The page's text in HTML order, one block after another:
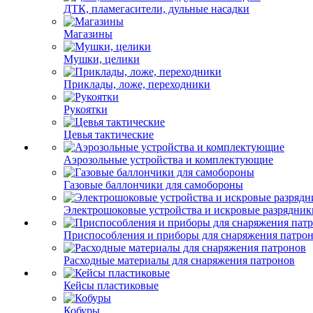
ДТК, пламегасители, дульные насадки
Магазины
Мушки, целики
Приклады, ложе, переходники
Рукоятки
Цевья тактические
Аэрозольные устройства и комплектующие
Газовые баллончики для самобороны
Электрошоковые устройства и искровые
Приспособления и приборы для снаряжения
Расходные материалы для снаряжения патронов
Кейсы пластиковые
Кобуры